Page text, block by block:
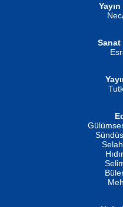
İSMAİL OKUTAN
Erkeklerin Kahrolması
Evvel Zaman Tanrıçası...
Yayın
Sanat